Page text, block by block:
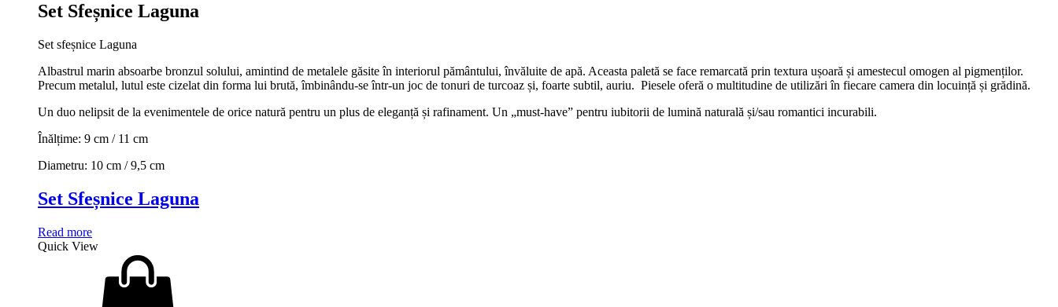
Set Sfeșnice Laguna
Set sfeșnice Laguna
Albastrul marin absoarbe bronzul solului, amintind de metalele găsite în interiorul pământului, învăluite de apă. Aceasta paletă se face remarcată prin textura ușoară și amestecul omogen al pigmenților.
Precum metalul, lutul este cizelat din forma lui brută, îmbinându-se într-un joc de tonuri de turcoaz și, foarte subtil, auriu. Piesele oferă o multitudine de utilizări în fiecare camera din locuință și grădină.
Un duo nelipsit de la evenimentele de orice natură pentru un plus de eleganță și rafinament. Un „must-have” pentru iubitorii de lumină naturală și/sau romantici incurabili.
Înălțime: 9 cm / 11 cm
Diametru: 10 cm / 9,5 cm
Set Sfeșnice Laguna
Read more
Quick View